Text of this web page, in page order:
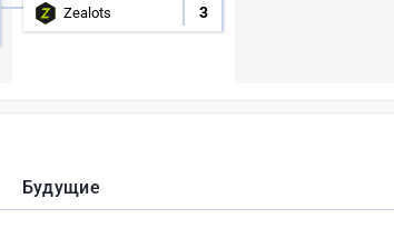
Zealots 3
Будущие